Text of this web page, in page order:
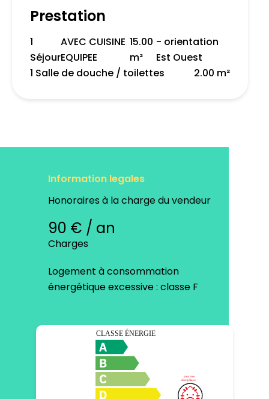
Prestation
1
Séjour
AVEC CUISINE
EQUIPEE
15.00
m²
- orientation
Est Ouest
1 Salle de douche / toilettes
2.00 m²
Information legales
Honoraires à la charge du vendeur
90 € / an
Charges
Logement à consommation
énergétique excessive : classe F